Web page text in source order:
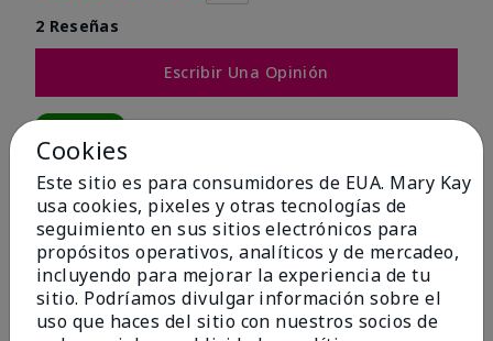
2 Reseñas
Escribir Una Opinión
de los encuestados recomendaría a un amigo.
5 estrellas
2
4 estrellas
0
3 estrellas
0
Cookies
Este sitio es para consumidores de EUA. Mary Kay
usa cookies, pixeles y otras tecnologías de
seguimiento en sus sitios electrónicos para
propósitos operativos, analíticos y de mercadeo,
incluyendo para mejorar la experiencia de tu
sitio. Podríamos divulgar información sobre el
uso que haces del sitio con nuestros socios de